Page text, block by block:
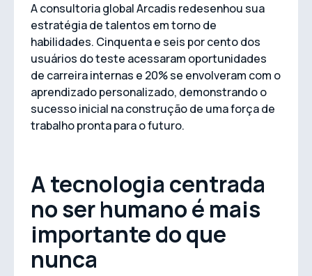
A consultoria global Arcadis redesenhou sua
estratégia de talentos em torno de
habilidades. Cinquenta e seis por cento dos
usuários do teste acessaram oportunidades
de carreira internas e 20% se envolveram com o
aprendizado personalizado, demonstrando o
sucesso inicial na construção de uma força de
trabalho pronta para o futuro.
A tecnologia centrada
no ser humano é mais
importante do que
nunca